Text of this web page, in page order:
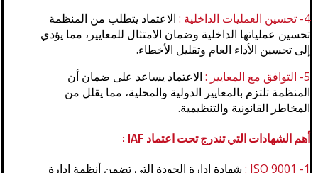
4- تحسين العمليات الداخلية :
الاعتماد يتطلب من المنظمة
تحسين عملياتها الداخلية وضمان الامتثال للمعايير، مما يؤدي
إلى تحسين الأداء العام وتقليل الأخطاء.
5- التوافق مع المعايير :
الاعتماد يساعد على ضمان أن
المنظمة تلتزم بالمعايير الدولية والمحلية، مما يقلل من
المخاطر القانونية والتنظيمية.
أهم الشهادات التي تندرج تحت اعتماد IAF :
1- ISO 9001 :
شهادة إدارة الجودة التي تضمن أنظمة إدارة